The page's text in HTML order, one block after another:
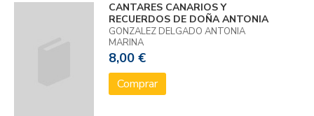
CANTARES CANARIOS Y
RECUERDOS DE DOÑA ANTONIA
GONZALEZ DELGADO ANTONIA
MARINA
8,00 €
Comprar